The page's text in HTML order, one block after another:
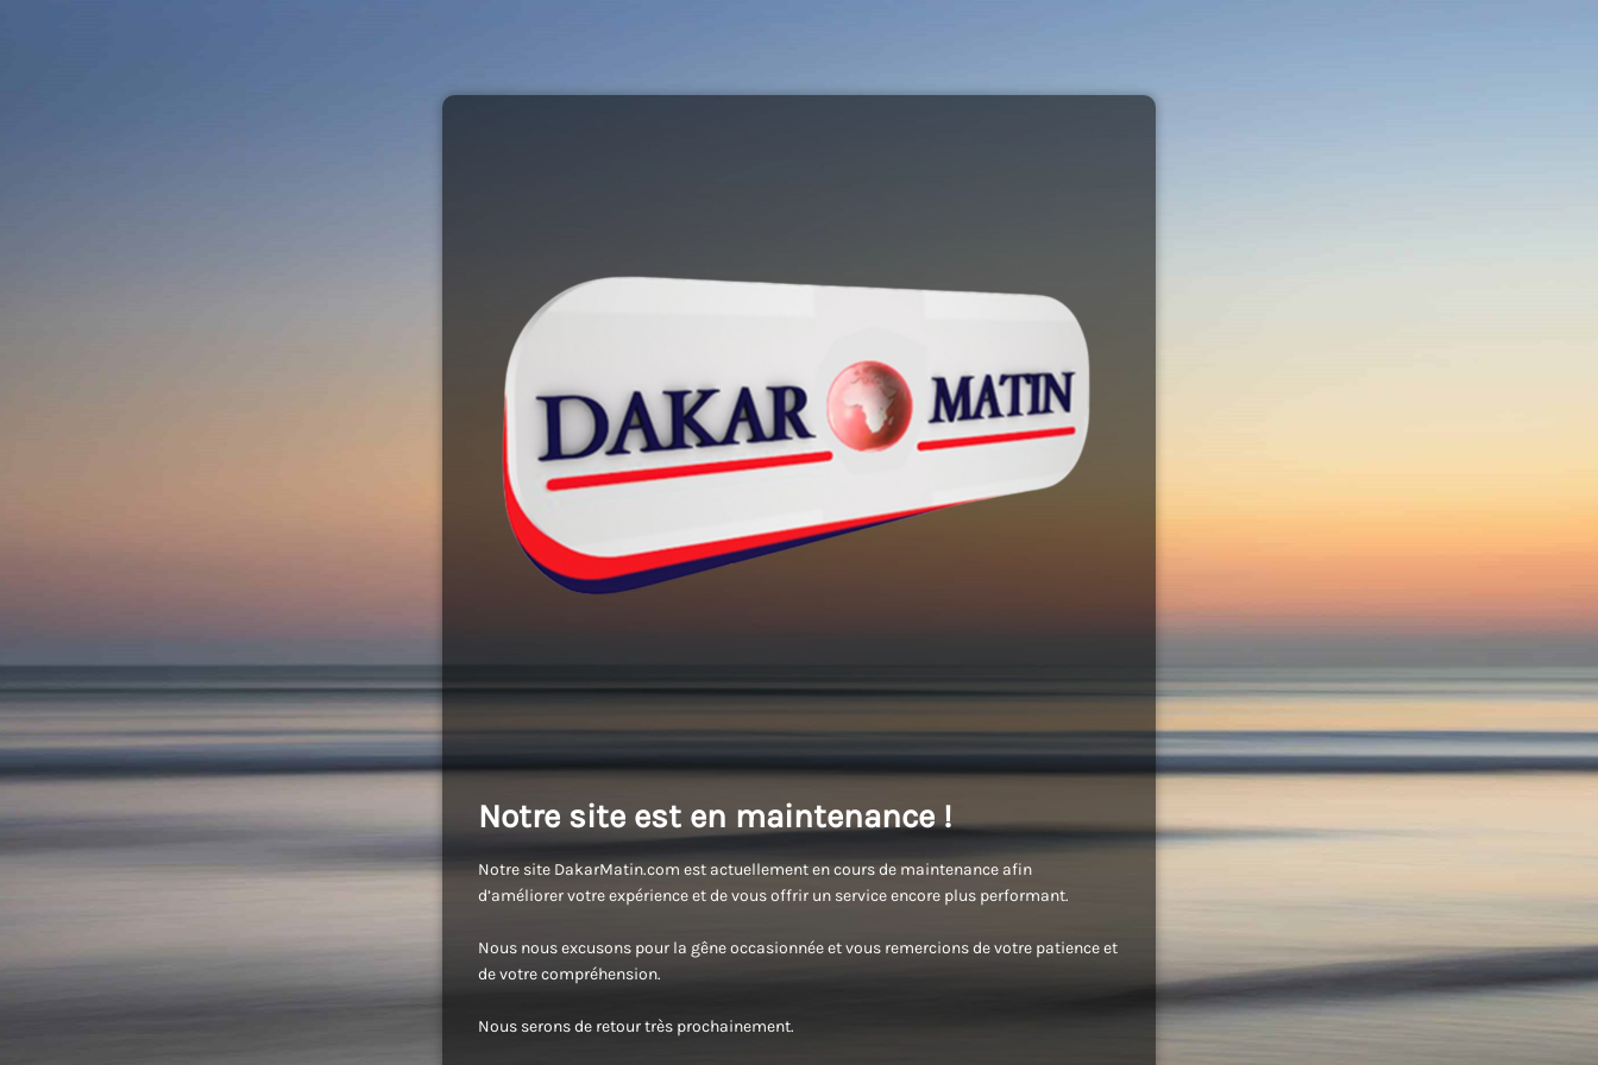
Notre site est en maintenance !
Notre site DakarMatin.com est actuellement en cours de maintenance afin
d’améliorer votre expérience et de vous offrir un service encore plus performant.
Nous nous excusons pour la gêne occasionnée et vous remercions de votre patience et
de votre compréhension.
Nous serons de retour très prochainement.